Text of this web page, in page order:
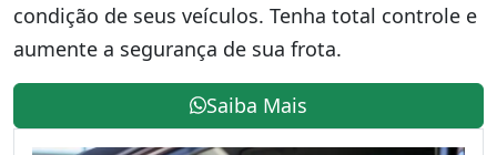
condição de seus veículos. Tenha total controle e
aumente a segurança de sua frota.
Saiba Mais